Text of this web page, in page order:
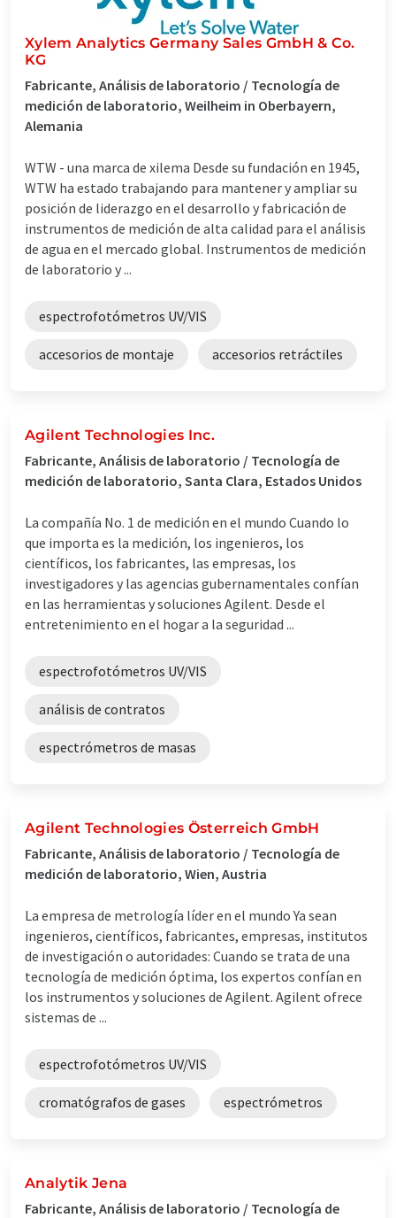
Xylem Analytics Germany Sales GmbH & Co.
KG
Fabricante, Análisis de laboratorio / Tecnología de
medición de laboratorio, Weilheim in Oberbayern,
Alemania
WTW - una marca de xilema Desde su fundación en 1945,
WTW ha estado trabajando para mantener y ampliar su
posición de liderazgo en el desarrollo y fabricación de
instrumentos de medición de alta calidad para el análisis
de agua en el mercado global. Instrumentos de medición
de laboratorio y ...
espectrofotómetros UV/VIS
accesorios de montaje accesorios retráctiles
Agilent Technologies Inc.
Fabricante, Análisis de laboratorio / Tecnología de
medición de laboratorio, Santa Clara, Estados Unidos
La compañía No. 1 de medición en el mundo Cuando lo
que importa es la medición, los ingenieros, los
científicos, los fabricantes, las empresas, los
investigadores y las agencias gubernamentales confían
en las herramientas y soluciones Agilent. Desde el
entretenimiento en el hogar a la seguridad ...
espectrofotómetros UV/VIS
análisis de contratos
espectrómetros de masas
Agilent Technologies Österreich GmbH
Fabricante, Análisis de laboratorio / Tecnología de
medición de laboratorio, Wien, Austria
La empresa de metrología líder en el mundo Ya sean
ingenieros, científicos, fabricantes, empresas, institutos
de investigación o autoridades: Cuando se trata de una
tecnología de medición óptima, los expertos confían en
los instrumentos y soluciones de Agilent. Agilent ofrece
sistemas de ...
espectrofotómetros UV/VIS
cromatógrafos de gases espectrómetros
Analytik Jena
Fabricante, Análisis de laboratorio / Tecnología de